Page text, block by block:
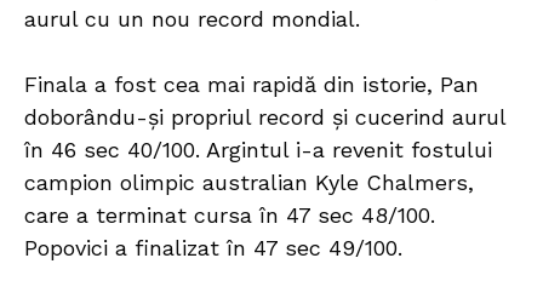
aurul cu un nou record mondial.
Finala a fost cea mai rapidă din istorie, Pan
doborându-şi propriul record şi cucerind aurul
în 46 sec 40/100. Argintul i-a revenit fostului
campion olimpic australian Kyle Chalmers,
care a terminat cursa în 47 sec 48/100.
Popovici a finalizat în 47 sec 49/100.